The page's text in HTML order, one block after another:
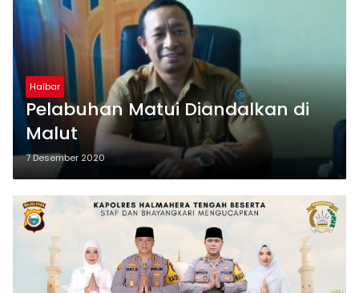
Halbar
Pelabuhan Matui Diandalkan di
Malut
7 Desember 2020